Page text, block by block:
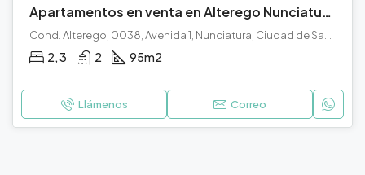
Apartamentos en venta en Alterego Nunciatura, Rohrmoser, San José.
2, 3 2 95m2
Llámenos Correo